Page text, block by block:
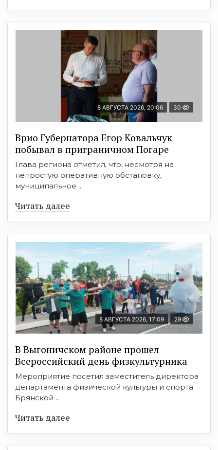
8 АВГУСТА 2026, 20:06 30
Врио Губернатора Егор Ковальчук
побывал в приграничном Погаре
Глава региона отметил, что, несмотря на
непростую оперативную обстановку,
муниципальное ...
Читать далее
8 АВГУСТА 2026, 17:09 29
В Выгоничском районе прошел
Всероссийский день физкультурника
Мероприятие посетил заместитель директора
департамента физической культуры и спорта
Брянской ...
Читать далее